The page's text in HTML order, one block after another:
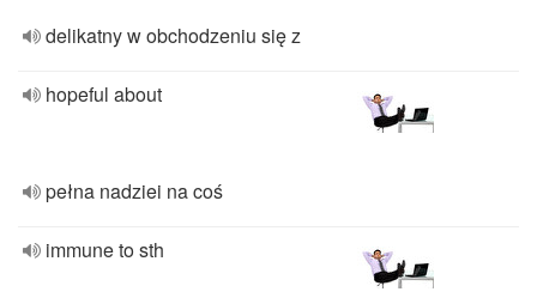
delikatny w obchodzeniu się z
hopeful about
pełna nadziei na coś
immune to sth